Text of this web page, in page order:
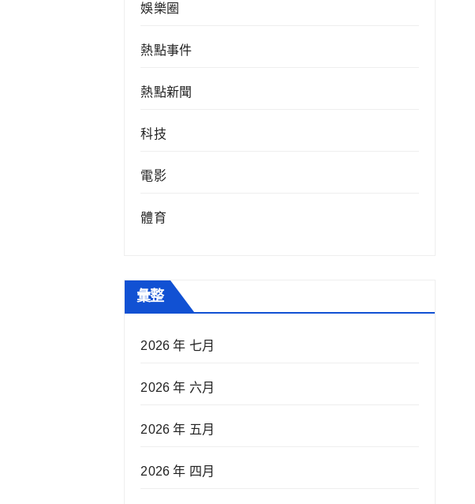
娛樂圈
熱點事件
熱點新聞
科技
電影
體育
彙整
2026 年 七月
2026 年 六月
2026 年 五月
2026 年 四月